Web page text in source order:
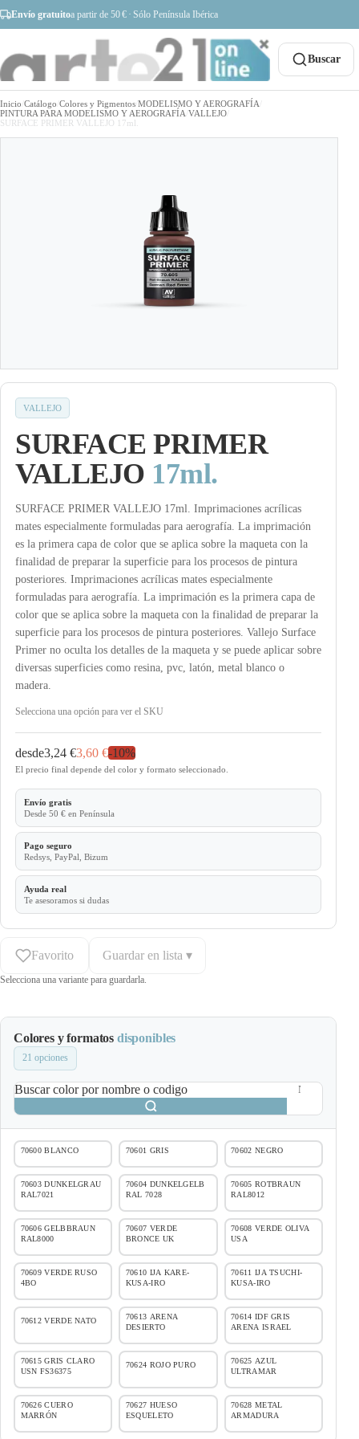
Envío gratuitoa partir de 50 € · Sólo Península Ibérica
Buscar
Inicio Catálogo Colores y Pigmentos MODELISMO Y AEROGRAFÍA
PINTURA PARA MODELISMO Y AEROGRAFÍA VALLEJO
SURFACE PRIMER VALLEJO 17ml.
VALLEJO
SURFACE PRIMER
VALLEJO 17ml.
SURFACE PRIMER VALLEJO 17ml. Imprimaciones acrílicas
mates especialmente formuladas para aerografía. La imprimación
es la primera capa de color que se aplica sobre la maqueta con la
finalidad de preparar la superficie para los procesos de pintura
posteriores. Imprimaciones acrílicas mates especialmente
formuladas para aerografía. La imprimación es la primera capa de
color que se aplica sobre la maqueta con la finalidad de preparar la
superficie para los procesos de pintura posteriores. Vallejo Surface
Primer no oculta los detalles de la maqueta y se puede aplicar sobre
diversas superficies como resina, pvc, latón, metal blanco o
madera.
Selecciona una opción para ver el SKU
desde3,24 €3,60 €-10%
El precio final depende del color y formato seleccionado.
Envío gratis
Desde 50 € en Península
Pago seguro
Redsys, PayPal, Bizum
Ayuda real
Te asesoramos si dudas
Favorito Guardar en lista ▾
Selecciona una variante para guardarla.
Colores y formatos disponibles
21 opciones
Buscar color por nombre o codigo
70600 BLANCO 70601 GRIS 70602 NEGRO
70603 DUNKELGRAU
RAL7021
70604 DUNKELGELB
RAL 7028
70605 ROTBRAUN
RAL8012
70606 GELBBRAUN
RAL8000
70607 VERDE
BRONCE UK
70608 VERDE OLIVA
USA
70609 VERDE RUSO
4BO
70610 IJA KARE-
KUSA-IRO
70611 IJA TSUCHI-
KUSA-IRO
70612 VERDE NATO
70613 ARENA
DESIERTO
70614 IDF GRIS
ARENA ISRAEL
70615 GRIS CLARO
USN FS36375
70624 ROJO PURO
70625 AZUL
ULTRAMAR
70626 CUERO
MARRÓN
70627 HUESO
ESQUELETO
70628 METAL
ARMADURA